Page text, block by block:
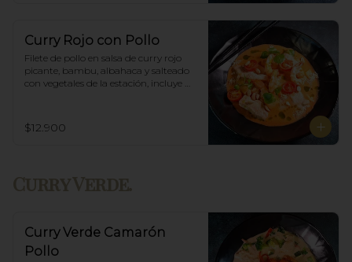
Curry Rojo con Pollo
Filete de pollo en salsa de curry rojo
picante, bambu, albahaca y salteado
con vegetales de la estación, incluye
$12.900
Curry Verde.
Curry Verde Camarón
Pollo